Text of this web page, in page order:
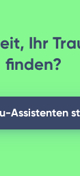
Ihr
finden?
Assistenten